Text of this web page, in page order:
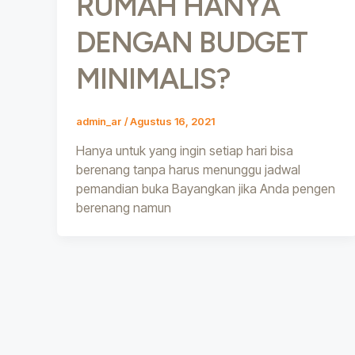
DENGAN BUDGET
MINIMALIS?
admin_ar /Agustus 16, 2021
Hanya untuk yang ingin setiap hari bisa
berenang tanpa harus menunggu jadwal
pemandian buka Bayangkan jika Anda pengen
berenang namun